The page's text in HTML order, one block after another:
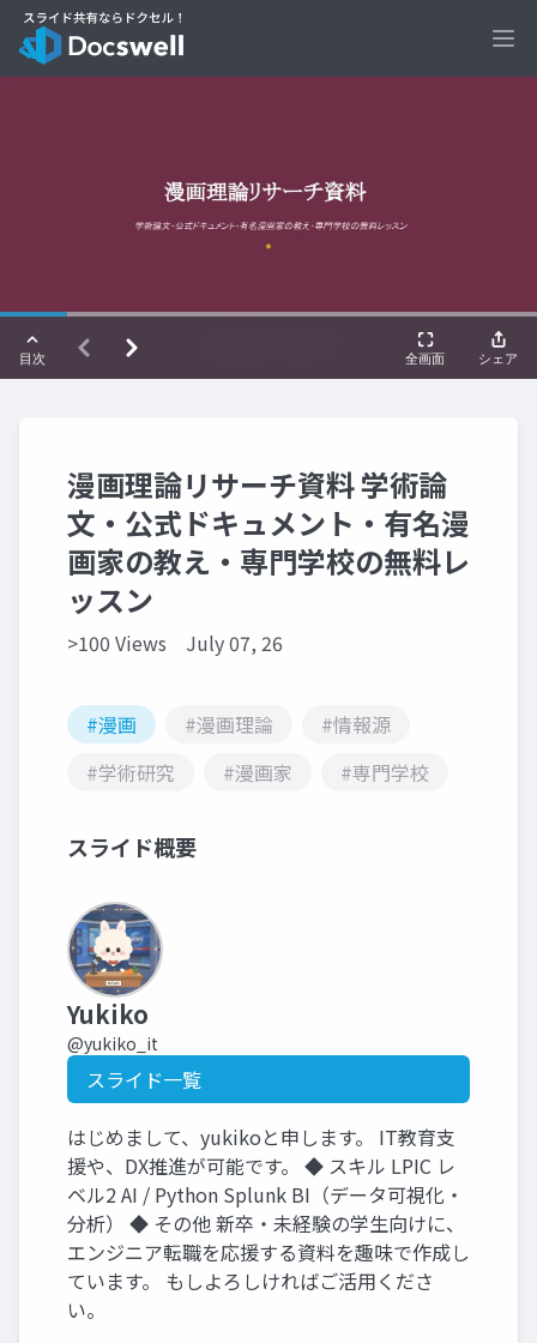
漫画理論リサーチ資料 学術論
文・公式ドキュメント・有名漫
画家の教え・専門学校の無料レ
ッスン
>100 Views July 07, 26
#漫画 #漫画理論
#情報源
#学術研究
#漫画家 #専門学校
スライド概要
Yukiko
@yukiko_it
スライド一覧
はじめまして、yukikoと申します。 IT教育支
援や、DX推進が可能です。 ◆ スキル LPIC レ
ベル2 AI / Python Splunk BI（データ可視化・
分析） ◆ その他 新卒・未経験の学生向けに、
エンジニア転職を応援する資料を趣味で作成し
ています。 もしよろしければご活用くださ
い。